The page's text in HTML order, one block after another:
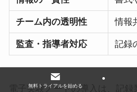
チーム内の透明性 情報
監査・指導者対応 記録
電子実験ノートの導入は、記録
無料トライアルを始める